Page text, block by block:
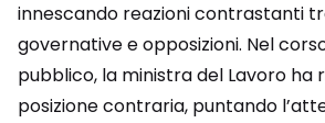
innescando reazioni contrastanti
governative e opposizioni. Nel
pubblico, la ministra del Lavoro ha
posizione contraria, puntando